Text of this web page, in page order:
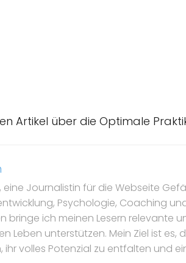
Artikel über die Optimale
eine Journalistin für die Webseite
Psychologie, Coaching
bringe ich meinen Lesern relevante
Leben unterstützen. Mein Ziel ist
ihr volles Potenzial zu entfalten und